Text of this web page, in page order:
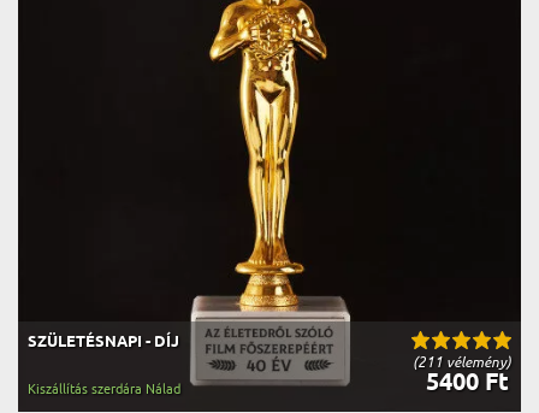
(211 vélemény)
SZÜLETÉSNAPI - DÍJ
5400 Ft
Kiszállítás szerdára Nálad